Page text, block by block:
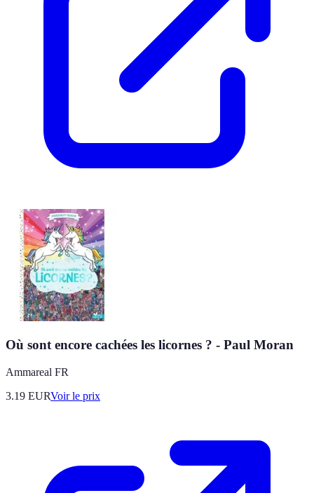
Où sont encore cachées les licornes ? - Paul Moran
Ammareal FR
3.19 EURVoir le prix